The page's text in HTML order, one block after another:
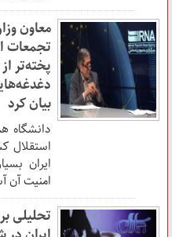
معاون
تجمعات
پخته‌تر
بیان کرد
دانشگاه
استقلال
ایران
امنیت آن
تحلیلی